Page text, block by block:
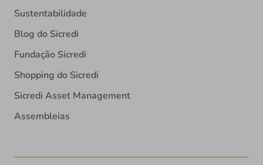
Sustentabilidade
Blog do Sicredi
Fundação Sicredi
Shopping do Sicredi
Sicredi Asset Management
Assembleias